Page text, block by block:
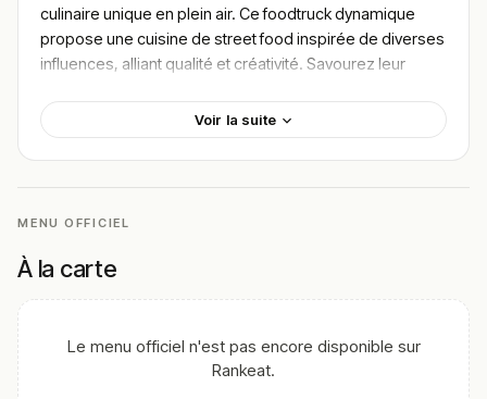
culinaire unique en plein air. Ce foodtruck dynamique
propose une cuisine de street food inspirée de diverses
influences, alliant qualité et créativité. Savourez leur
croustillantes
ou encore laissez-vous tenter par le
fameuxtaco gourmet.
séduits par la fraîcheur des ingrédients et l’accueil
de street food à Roquebrune-sur-Argens.
Cette description peut contenir des erreurs, n'hésitez pas à
nous aider en vous rendant sur :Améliorer la fiche de cet
Voir la suite
MENU OFFICIEL
À la carte
Le menu officiel n'est pas encore disponible sur
Rankeat.